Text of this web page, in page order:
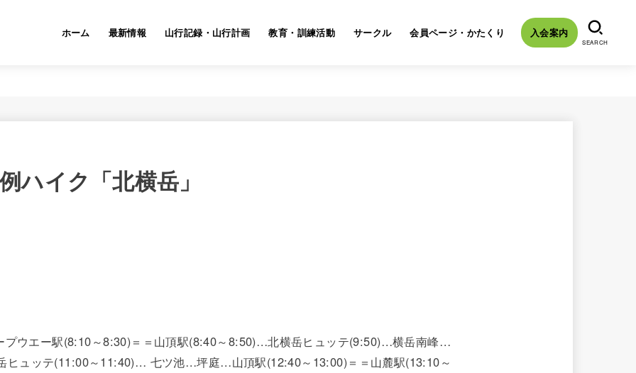
ホーム 最新情報 山行記録・山行計画 教育・訓練活動 サークル 会員ページ・かたくり 入会案内
SEARCH
ハイク「北横岳」
プウエー駅(8:10～8:30)＝＝山頂駅(8:40～8:50)…北横岳ヒュッテ(9:50)…横岳南峰…
ヒュッテ(11:00～11:40)… 七ツ池…坪庭…山頂駅(12:40～13:00)＝＝山麓駅(13:10～